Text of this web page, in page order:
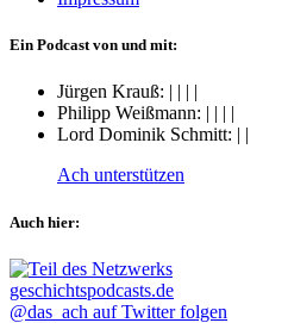
Ein Podcast von und mit:
Jürgen Krauß: | | | |
Philipp Weißmann: | | | |
Lord Dominik Schmitt: | |
Ach unterstützen
Auch hier:
@das_ach auf Twitter folgen